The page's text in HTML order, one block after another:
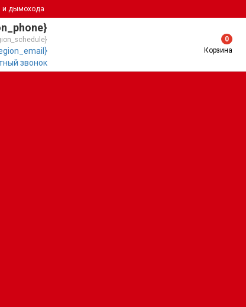
и дымохода
звонок
0
Корзина